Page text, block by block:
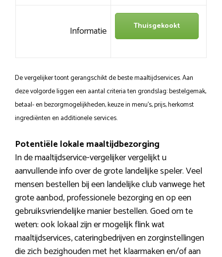
Informatie Thuisgekookt
De vergelijker toont gerangschikt de beste maaltijdservices. Aan
deze volgorde liggen een aantal criteria ten grondslag: bestelgemak,
betaal- en bezorgmogelijkheden, keuze in menu’s, prijs, herkomst
ingrediënten en additionele services.
Potentiële lokale maaltijdbezorging
In de maaltijdservice-vergelijker vergelijkt u
aanvullende info over de grote landelijke speler. Veel
mensen bestellen bij een landelijke club vanwege het
grote aanbod, professionele bezorging en op een
gebruiksvriendelijke manier bestellen. Goed om te
weten: ook lokaal zijn er mogelijk flink wat
maaltijdservices, cateringbedrijven en zorginstellingen
die zich bezighouden met het klaarmaken en/of aan